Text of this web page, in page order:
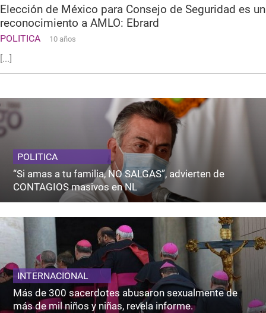
Elección de México para Consejo de Seguridad es un
reconocimiento a AMLO: Ebrard
POLITICA 10 años
[...]
POLITICA
“Si amas a tu familia, NO SALGAS”, advierten de
CONTAGIOS masivos en NL
INTERNACIONAL
Más de 300 sacerdotes abusaron sexualmente de
más de mil niños y niñas, revela informe.